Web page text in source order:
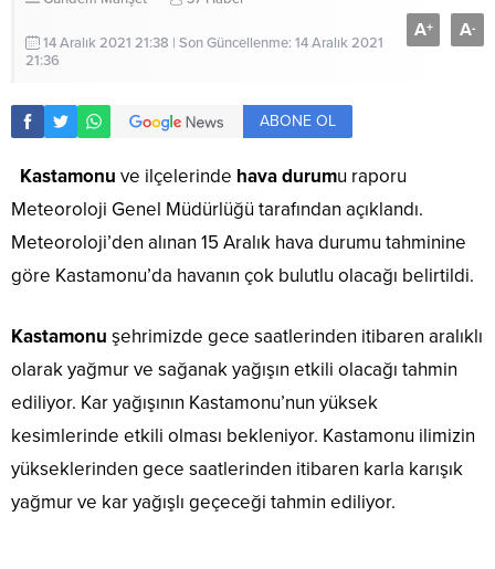
14 Aralık 2021 21:38 | Son Güncellenme: 14 Aralık 2021
21:36
A+ A-
ABONE OL
Kastamonu ve ilçelerinde hava durumu raporu
Meteoroloji Genel Müdürlüğü tarafından açıklandı.
Meteoroloji’den alınan 15 Aralık hava durumu tahminine
göre Kastamonu’da havanın çok bulutlu olacağı belirtildi.
Kastamonu şehrimizde gece saatlerinden itibaren aralıklı
olarak yağmur ve sağanak yağışın etkili olacağı tahmin
ediliyor. Kar yağışının Kastamonu’nun yüksek
kesimlerinde etkili olması bekleniyor. Kastamonu ilimizin
yükseklerinden gece saatlerinden itibaren karla karışık
yağmur ve kar yağışlı geçeceği tahmin ediliyor.